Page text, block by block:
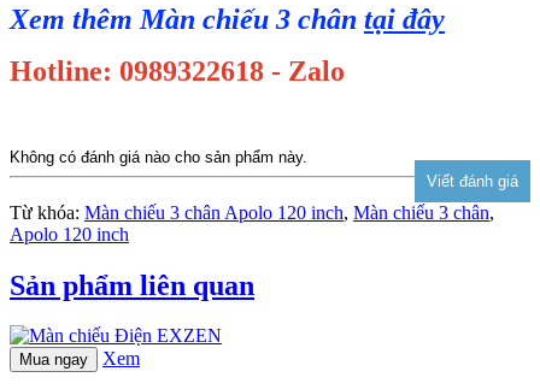
Xem thêm Màn chiếu 3 chân tại đây
Hotline: 0989322618 - Zalo
Không có đánh giá nào cho sản phẩm này.
Từ khóa: Màn chiếu 3 chân Apolo 120 inch, Màn chiếu 3 chân,
Apolo 120 inch
Sản phẩm liên quan
Mua ngay Xem